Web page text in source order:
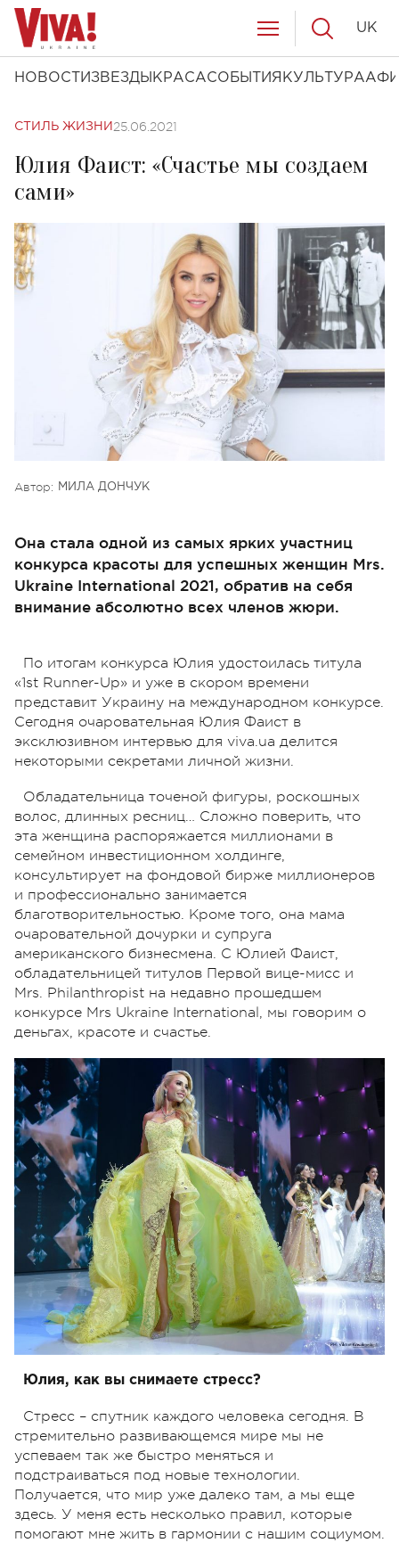
НОВОСТИ ЗВЕЗДЫ КРАСАСОБЫТИЯ КУЛЬТУРА
UK
СТИЛЬ ЖИЗНИ 25.06.2021
Юлия Фаист: «Счастье мы создаем
сами»
Автор: МИЛА ДОНЧУК
Она стала одной из самых ярких участниц
конкурса красоты для успешных женщин Mrs.
Ukraine International 2021, обратив на себя
внимание абсолютно всех членов жюри.
По итогам конкурса Юлия удостоилась титула
«1st Runner-Up» и уже в скором времени
представит Украину на международном конкурсе.
Сегодня очаровательная Юлия Фаист в
эксклюзивном интервью для viva.ua делится
некоторыми секретами личной жизни.
Обладательница точеной фигуры, роскошных
волос, длинных ресниц… Сложно поверить, что
эта женщина распоряжается миллионами в
семейном инвестиционном холдинге,
консультирует на фондовой бирже миллионеров
и профессионально занимается
благотворительностью. Кроме того, она мама
очаровательной дочурки и супруга
американского бизнесмена. С Юлией Фаист,
обладательницей титулов Первой вице-мисс и
Mrs. Philanthropist на недавно прошедшем
конкурсе Mrs Ukraine International, мы говорим о
деньгах, красоте и счастье.
Юлия, как вы снимаете стресс?
Стресс – спутник каждого человека сегодня. В
стремительно развивающемся мире мы не
успеваем так же быстро меняться и
подстраиваться под новые технологии.
Получается, что мир уже далеко там, а мы еще
здесь. У меня есть несколько правил, которые
помогают мне жить в гармонии с нашим социумом.